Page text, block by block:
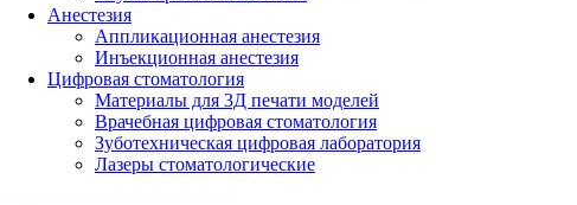
Анестезия
Аппликационная анестезия
Инъекционная анестезия
Цифровая стоматология
Материалы для 3Д печати моделей
Врачебная цифровая стоматология
Зуботехническая цифровая лаборатория
Лазеры стоматологические